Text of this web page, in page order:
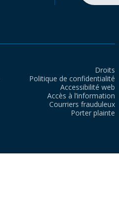
Droits
Politique de confidentialité
Accessibilité web
Accès à l’information
Courriers frauduleux
Porter plainte